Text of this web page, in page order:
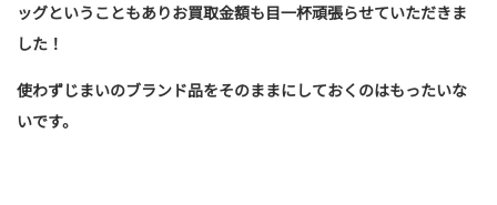
ッグということもありお買取金額も目一杯頑張らせていただきま
した！
使わずじまいのブランド品をそのままにしておくのはもったいな
いです。